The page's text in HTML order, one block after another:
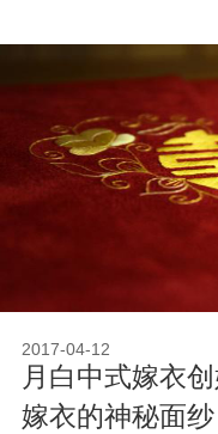
2017-04-12
月白中式嫁衣
嫁衣的神秘面纱